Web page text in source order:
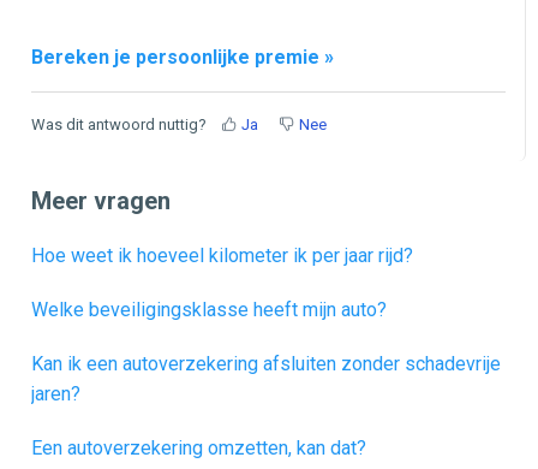
Bereken je persoonlijke premie »
Was dit antwoord nuttig? Ja Nee
Meer vragen
Hoe weet ik hoeveel kilometer ik per jaar rijd?
Welke beveiligingsklasse heeft mijn auto?
Kan ik een autoverzekering afsluiten zonder schadevrije
jaren?
Een autoverzekering omzetten, kan dat?